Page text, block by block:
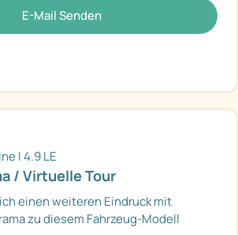
E-Mail Senden
I 4.9 LE
/ Virtuelle Tour
einen weiteren Eindruck mit
zu diesem Fahrzeug-Modell